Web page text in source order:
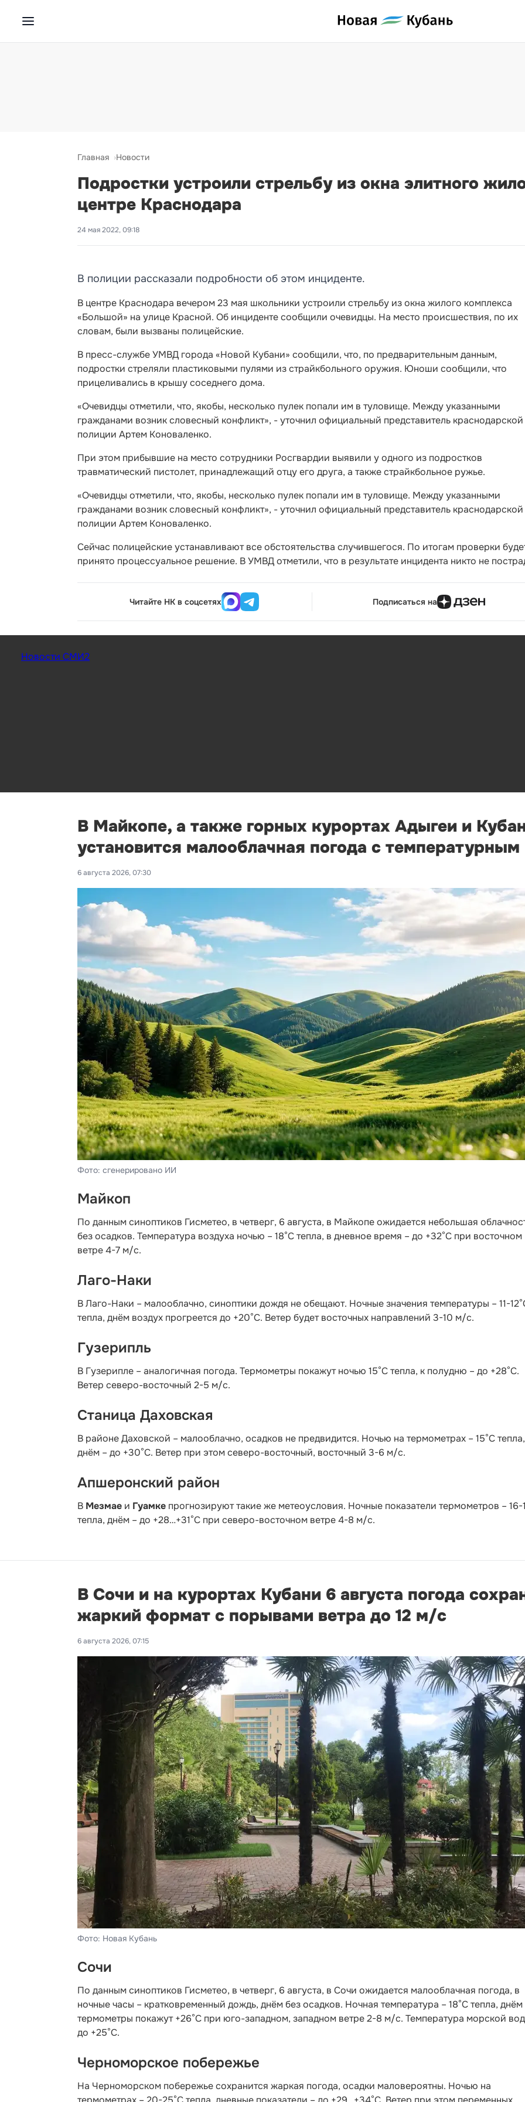
Главная Новости
Подростки устроили стрельбу из окна элитного
центре Краснодара
24 мая 2022, 09:18
В полиции рассказали подробности об этом инциденте.
В центре Краснодара вечером 23 мая школьники устроили стрельбу из окна жилого комплекса
«Большой» на улице Красной. Об инциденте сообщили очевидцы. На место происшествия, по их
словам, были вызваны полицейские.
В пресс-службе УМВД города «Новой Кубани» сообщили, что, по предварительным данным,
подростки стреляли пластиковыми пулями из страйкбольного оружия. Юноши сообщили, что
прицеливались в крышу соседнего дома.
«Очевидцы отметили, что, якобы, несколько пулек попали им в туловище. Между указанными
гражданами возник словесный конфликт», - уточнил официальный представитель краснодарской
полиции Артем Коноваленко.
При этом прибывшие на место сотрудники Росгвардии выявили у одного из подростков
травматический пистолет, принадлежащий отцу его друга, а также страйкбольное ружье.
«Очевидцы отметили, что, якобы, несколько пулек попали им в туловище. Между указанными
гражданами возник словесный конфликт», - уточнил официальный представитель краснодарской
полиции Артем Коноваленко.
Сейчас полицейские устанавливают все обстоятельства случившегося. По итогам проверки
принято процессуальное решение. В УМВД отметили, что в результате инцидента никто не
Читайте НК в соцсетях Подписаться на
Новости СМИ2
В Майкопе, а также горных курортах Адыгеи и
установится малооблачная погода с
6 августа 2026, 07:30
Фото: сгенерировано ИИ
Майкоп
По данным синоптиков Гисметео, в четверг, 6 августа, в Майкопе ожидается небольшая
без осадков. Температура воздуха ночью – 18°С тепла, в дневное время – до +32°С при восточном
ветре 4-7 м/с.
Лаго-Наки
В Лаго-Наки – малооблачно, синоптики дождя не обещают. Ночные значения температуры – 11-
тепла, днём воздух прогреется до +20°С. Ветер будет восточных направлений 3-10 м/с.
Гузерипль
В Гузерипле – аналогичная погода. Термометры покажут ночью 15°С тепла, к полудню – до +28°С.
Ветер северо-восточный 2-5 м/с.
Станица Даховская
В районе Даховской – малооблачно, осадков не предвидится. Ночью на термометрах – 15°C тепла,
днём – до +30°C. Ветер при этом северо-восточный, восточный 3-6 м/с.
Апшеронский район
В Мезмае и Гуамке прогнозируют такие же метеоусловия. Ночные показатели термометров – 16-
тепла, днём – до +28…+31°С при северо-восточном ветре 4-8 м/с.
В Сочи и на курортах Кубани 6 августа погода
жаркий формат с порывами ветра до 12 м/с
6 августа 2026, 07:15
Фото: Новая Кубань
Сочи
По данным синоптиков Гисметео, в четверг, 6 августа, в Сочи ожидается малооблачная погода, в
ночные часы – кратковременный дождь, днём без осадков. Ночная температура – 18°C тепла, днём
термометры покажут +26°C при юго-западном, западном ветре 2-8 м/с. Температура морской
до +25°C.
Черноморское побережье
На Черноморском побережье сохранится жаркая погода, осадки маловероятны. Ночью на